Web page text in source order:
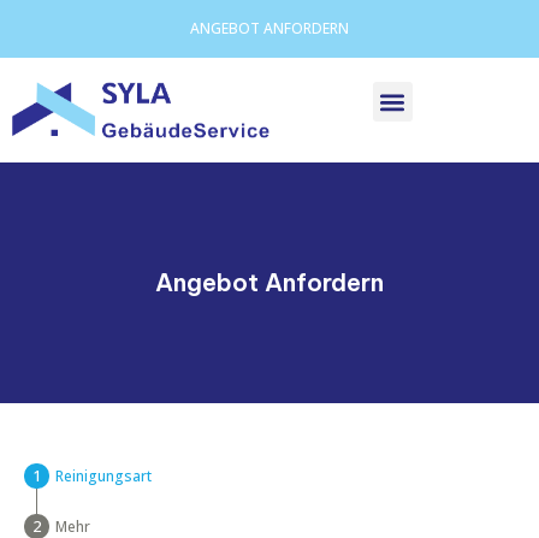
ANGEBOT ANFORDERN
Angebot Anfordern
Reinigungsart
Mehr